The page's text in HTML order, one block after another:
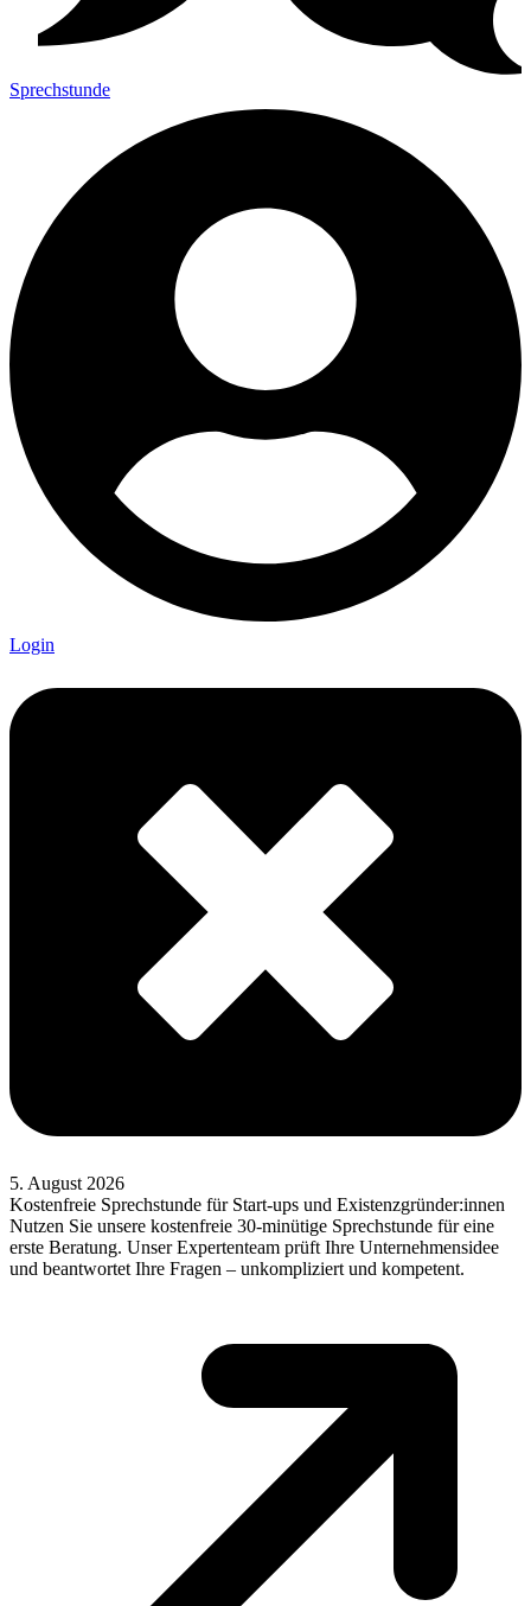
Sprechstunde
Login
5. August 2026
Kostenfreie Sprechstunde für Start-ups und Existenzgründer:innen
Nutzen Sie unsere kostenfreie 30-minütige Sprechstunde für eine
erste Beratung. Unser Expertenteam prüft Ihre Unternehmensidee
und beantwortet Ihre Fragen – unkompliziert und kompetent.